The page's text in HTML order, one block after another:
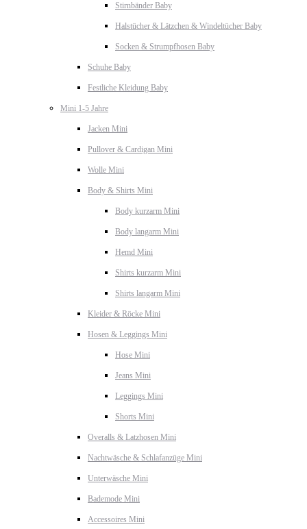
Stirnbänder Baby
Halstücher & Lätzchen & Windeltücher Baby
Socken & Strumpfhosen Baby
Schuhe Baby
Festliche Kleidung Baby
Mini 1-5 Jahre
Jacken Mini
Pullover & Cardigan Mini
Wolle Mini
Body & Shirts Mini
Body kurzarm Mini
Body langarm Mini
Hemd Mini
Shirts kurzarm Mini
Shirts langarm Mini
Kleider & Röcke Mini
Hosen & Leggings Mini
Hose Mini
Jeans Mini
Leggings Mini
Shorts Mini
Overalls & Latzhosen Mini
Nachtwäsche & Schlafanzüge Mini
Unterwäsche Mini
Bademode Mini
Accessoires Mini